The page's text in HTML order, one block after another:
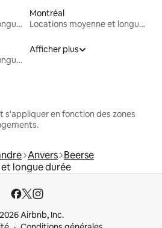
Locations moyenne et longue durée
Montréal
Locations moyenne et longue durée
Locations moyenne et longue durée
Afficher plus
s'appliquer en fonction des zones
Anvers Beerse
longue durée
Airbnb, Inc.